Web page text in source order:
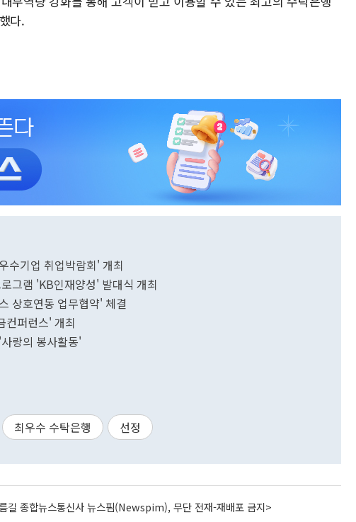
다.
수기업 취업박람회' 개최
그램 'KB인재양성' 발대식 개최
KB국민은행, '은행권 본인확인서비스 상호연동 업무협약' 체결
컨퍼런스' 개최
랑의 봉사활동'
최우수 수탁은행 선정
길 종합뉴스통신사 뉴스핌(Newspim), 무단 전재-재배포 금지>